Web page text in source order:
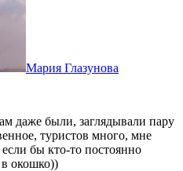
Мария Глазунова
даже были, заглядывали пару
туристов много, мне
бы кто-то постоянно
в окошко))